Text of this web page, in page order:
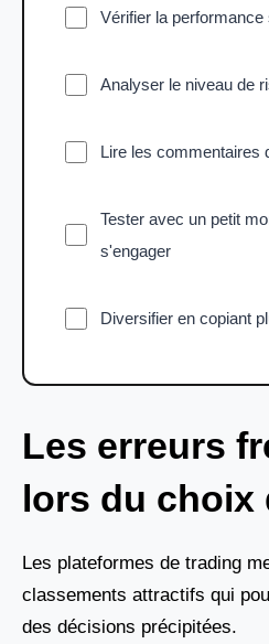
Vérifier la
Analyser le niveau de
Lire les commentaires
Tester avec un petit
s'engager
Diversifier en copiant
Les erreurs
lors du choix
Les plateformes de trading
classements attractifs qui
des décisions précipitées.